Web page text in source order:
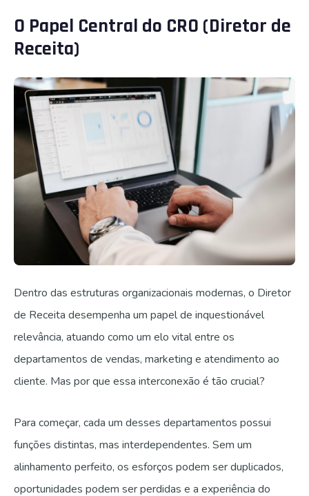
O Papel Central do CRO (Diretor de
Receita)
Dentro das estruturas organizacionais modernas, o Diretor
de Receita desempenha um papel de inquestionável
relevância, atuando como um elo vital entre os
departamentos de vendas, marketing e atendimento ao
cliente. Mas por que essa interconexão é tão crucial?
Para começar, cada um desses departamentos possui
funções distintas, mas interdependentes. Sem um
alinhamento perfeito, os esforços podem ser duplicados,
oportunidades podem ser perdidas e a experiência do